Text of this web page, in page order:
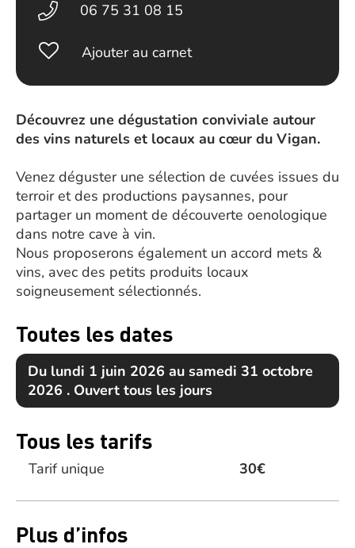
Découvrez une dégustation conviviale autour
des vins naturels et locaux au cœur du Vigan.
Venez déguster une sélection de cuvées issues du
terroir et des productions paysannes, pour
partager un moment de découverte oenologique
dans notre cave à vin.
Nous proposerons également un accord mets &
vins, avec des petits produits locaux
soigneusement sélectionnés.
Toutes les dates
Du lundi 1 juin 2026 au samedi 31 octobre
2026 . Ouvert tous les jours
Tous les tarifs
Tarif unique 30€
Plus d’infos
06 75 31 08 15
Ajouter au carnet